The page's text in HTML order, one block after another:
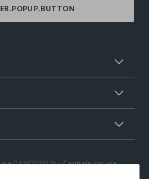
04240010274 - Capitale sociale